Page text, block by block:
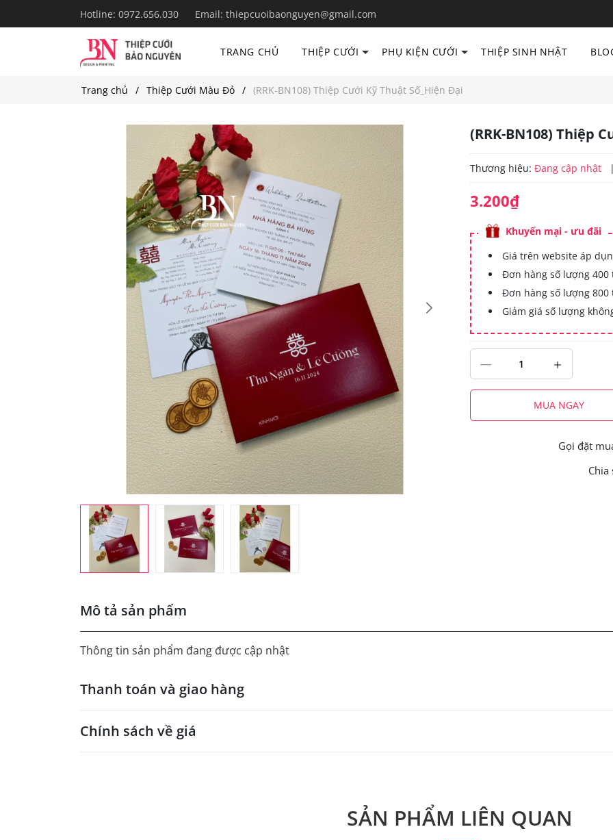
Hotline: 0972.656.030 Email: thiepcuoibaonguyen@gmail.com
TRANG CHỦ THIỆP CƯỚI PHỤ KIỆN CƯỚI THIỆP SINH NHẬT
Trang chủ Thiệp Cưới Màu Đỏ (RRK-BN108) Thiệp Cưới Kỹ Thuật Số_Hiện Đại
(RRK-BN108) Thiệp
Thương hiệu: Đang cập nhật
3.200₫
Khuyến mại - ưu đãi
Giá trên website áp
Đơn hàng số lượng 400
Đơn hàng số lượng 800
Giảm giá số lượng
MUA NGAY
Gọi đặt
Chia
Mô tả sản phẩm
Thông tin sản phẩm đang được cập nhật
Thanh toán và giao hàng
Chính sách về giá
SẢN PHẨM LIÊN QUAN